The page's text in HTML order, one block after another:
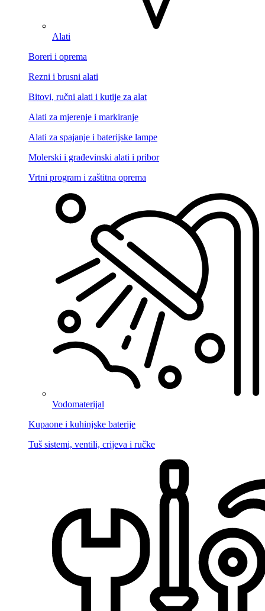
Alati
Boreri i oprema
Rezni i brusni alati
Bitovi, ručni alati i kutije za alat
Alati za mjerenje i markiranje
Alati za spajanje i baterijske lampe
Molerski i građevinski alati i pribor
Vrtni program i zaštitna oprema
Vodomaterijal
Kupaone i kuhinjske baterije
Tuš sistemi, ventili, crijeva i ručke